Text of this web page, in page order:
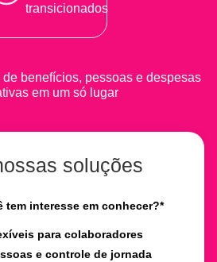
transicionados
benefícios, pessoas e despesas
em um só lugar
soluções
tem interesse em conhecer?*
para colaboradores
e controle de jornada